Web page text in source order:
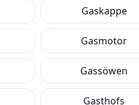
Gaskappe
Gasmotor
Gassöwen
Gasthofs